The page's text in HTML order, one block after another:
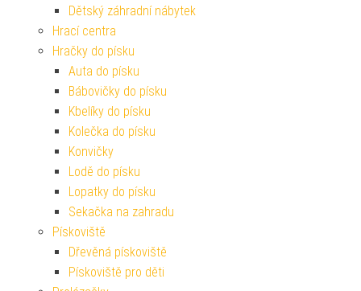
Dětský záhradní nábytek
Hrací centra
Hračky do písku
Auta do písku
Bábovičky do písku
Kbelíky do písku
Kolečka do písku
Konvičky
Lodě do písku
Lopatky do písku
Sekačka na zahradu
Pískoviště
Dřevěná pískoviště
Pískoviště pro děti